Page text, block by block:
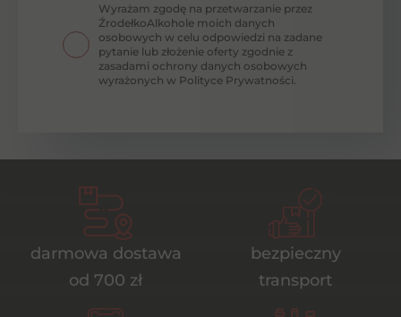
Wyrażam zgodę na przetwarzanie przez
ŹrodełkoAlkohole moich danych
osobowych w celu odpowiedzi na zadane
pytanie lub złożenie oferty zgodnie z
zasadami ochrony danych osobowych
wyrażonych w Polityce Prywatności.
darmowa dostawa
od 700 zł
bezpieczny
transport